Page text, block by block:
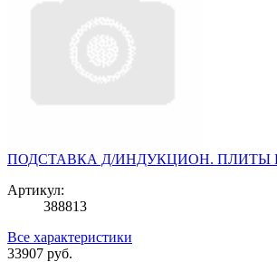
ПОДСТАВКА Д/ИНДУКЦИОН. ПЛИТЫ
Артикул:
388813
Все характеристики
33907 руб.